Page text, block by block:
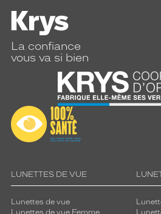
La confiance
vous va si bien
LUNETTES DE VUE
Lunettes de vue
Lunettes de vue Femme